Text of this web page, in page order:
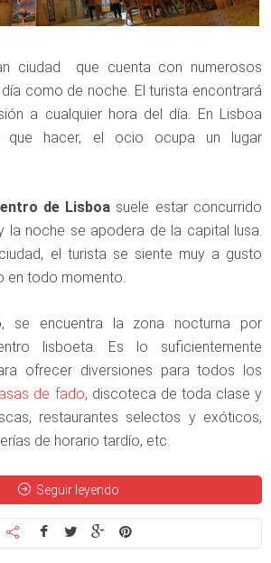
ciudad que cuenta con numerosos
como de noche. El turista encontrará
a cualquier hora del día. En Lisboa
que hacer, el ocio ocupa un lugar
de Lisboa suele estar concurrido
la noche se apodera de la capital lusa.
el turista se siente muy a gusto
en todo momento.
, se encuentra la zona nocturna por
lisboeta. Es lo suficientemente
ofrecer diversiones para todos los
de fado, discoteca de toda clase y
restaurantes selectos y exóticos,
de horario tardío, etc.
Seguir leyendo